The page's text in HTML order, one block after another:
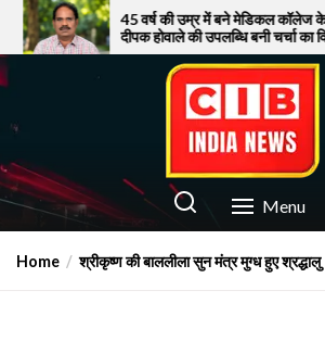
Skip
the
content
45 वर्ष की उम्र में बने मेडिकल कॉलेज के डीन, डॉ.
दीपक होवाले की उपलब्धि बनी चर्चा का विषय….
CIB INDIA NEWS
Latest News in Azamgarh Menu
Home श्रीकृष्ण की बाललीला सुन मंत्र मुग्ध हुए श्रद्धालु